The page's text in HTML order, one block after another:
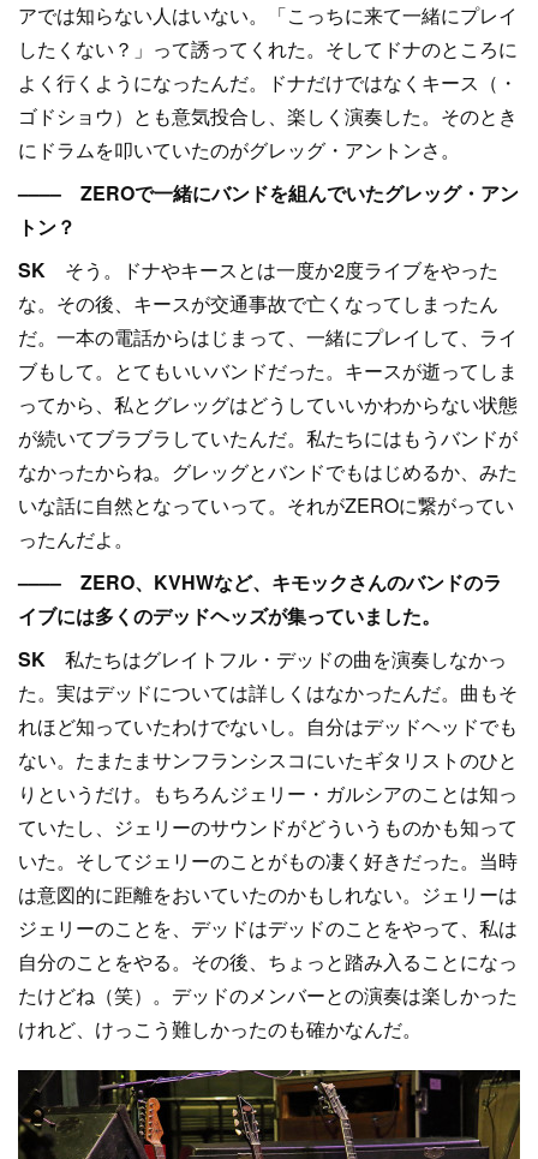
アでは知らない人はいない。「こっちに来て一緒にプレイ
したくない？」って誘ってくれた。そしてドナのところに
よく行くようになったんだ。ドナだけではなくキース（・
ゴドショウ）とも意気投合し、楽しく演奏した。そのとき
にドラムを叩いていたのがグレッグ・アントンさ。
–––– ZEROで一緒にバンドを組んでいたグレッグ・アン
トン？
SK そう。ドナやキースとは一度か2度ライブをやった
な。その後、キースが交通事故で亡くなってしまったん
だ。一本の電話からはじまって、一緒にプレイして、ライ
ブもして。とてもいいバンドだった。キースが逝ってしま
ってから、私とグレッグはどうしていいかわからない状態
が続いてブラブラしていたんだ。私たちにはもうバンドが
なかったからね。グレッグとバンドでもはじめるか、みた
いな話に自然となっていって。それがZEROに繋がってい
ったんだよ。
–––– ZERO、KVHWなど、キモックさんのバンドのラ
イブには多くのデッドヘッズが集っていました。
SK 私たちはグレイトフル・デッドの曲を演奏しなかっ
た。実はデッドについては詳しくはなかったんだ。曲もそ
れほど知っていたわけでないし。自分はデッドヘッドでも
ない。たまたまサンフランシスコにいたギタリストのひと
りというだけ。もちろんジェリー・ガルシアのことは知っ
ていたし、ジェリーのサウンドがどういうものかも知って
いた。そしてジェリーのことがもの凄く好きだった。当時
は意図的に距離をおいていたのかもしれない。ジェリーは
ジェリーのことを、デッドはデッドのことをやって、私は
自分のことをやる。その後、ちょっと踏み入ることになっ
たけどね（笑）。デッドのメンバーとの演奏は楽しかった
けれど、けっこう難しかったのも確かなんだ。